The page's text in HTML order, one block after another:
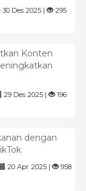
30 Des 2025 | 295
Konten
29 Des 2025 | 196
dengan
20 Apr 2025 | 958